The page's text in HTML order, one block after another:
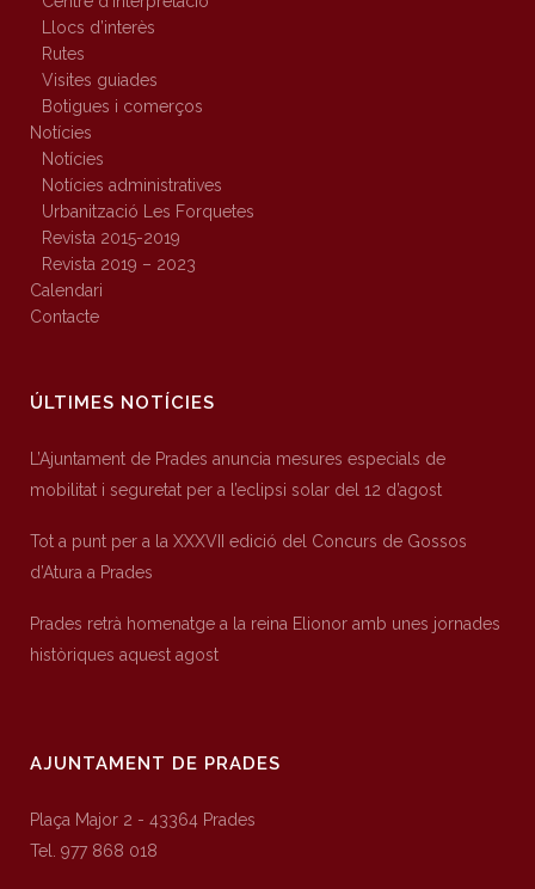
Llocs d’interès
Rutes
Visites guiades
Botigues i comerços
Notícies
Notícies
Notícies administratives
Urbanització Les Forquetes
Revista 2015-2019
Revista 2019 – 2023
Calendari
Contacte
ÚLTIMES NOTÍCIES
L’Ajuntament de Prades anuncia mesures especials de
mobilitat i seguretat per a l’eclipsi solar del 12 d’agost
Tot a punt per a la XXXVII edició del Concurs de Gossos
d’Atura a Prades
Prades retrà homenatge a la reina Elionor amb unes jornades
històriques aquest agost
AJUNTAMENT DE PRADES
Plaça Major 2 - 43364 Prades
Tel. 977 868 018